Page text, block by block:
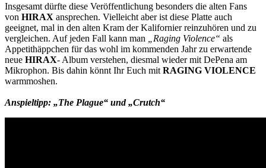
Insgesamt dürfte diese Veröffentlichung besonders die alten Fans
von HIRAX ansprechen. Vielleicht aber ist diese Platte auch
geeignet, mal in den alten Kram der Kalifornier reinzuhören und zu
vergleichen. Auf jeden Fall kann man
„Raging Violence“ als
Appetithäppchen für das wohl im kommenden Jahr zu erwartende
neue HIRAX- Album verstehen, diesmal wieder mit DePena am
Mikrophon. Bis dahin könnt Ihr Euch mit RAGING VIOLENCE
warmmoshen.
Anspieltipp: „The Plague“ und „Crutch“